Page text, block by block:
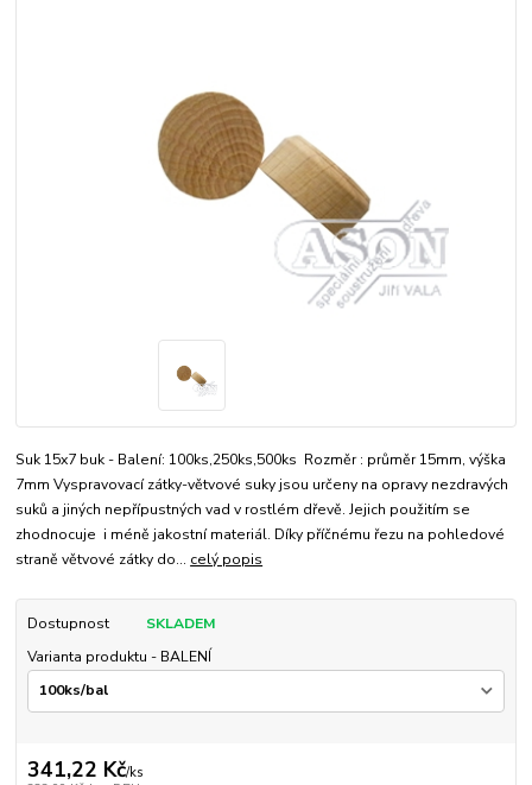
Suk 15x7 buk - Balení: 100ks,250ks,500ks Rozměr : průměr 15mm, výška
7mm Vyspravovací zátky-větvové suky jsou určeny na opravy nezdravých
suků a jiných nepřípustných vad v rostlém dřevě. Jejich použitím se
zhodnocuje i méně jakostní materiál. Díky příčnému řezu na pohledové
straně větvové zátky do... celý popis
Dostupnost
SKLADEM
Varianta produktu - BALENÍ
341,22 Kč/ks